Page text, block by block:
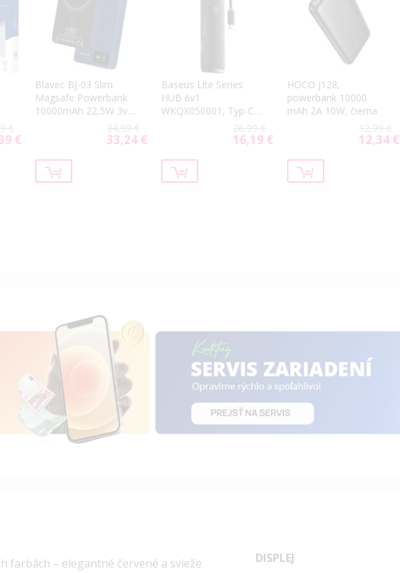
€
€
Blavec BJ-03 Slim
Magsafe Powerbank
10000mAh 22,5W 3v1
34,99 €
Special
33,24 €
Baseus Lite Series
HUB 6v1
WKQX050001, Typ-C
na HDMI + 2xUSB 3.0
+ Typ C + SD/TF,
26,99 €
Special
16,19 €
HOCO J128,
powerbank 10000
mAh 2A 10W, čierna
12,99 €
Special
12,34 €
farbách – elegantné červené a svieže
DISPLEJ